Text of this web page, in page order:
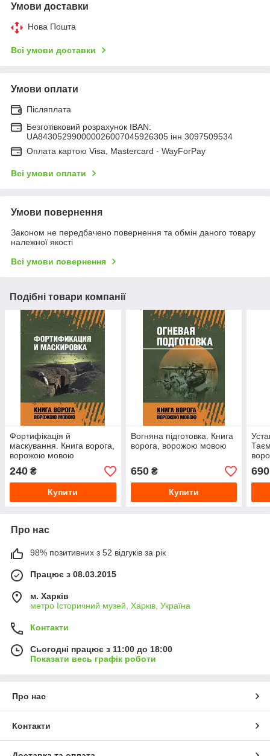
Умови доставки
Нова Пошта
Всі умови доставки
Умови оплати
Післяплата
Безготівковий розрахунок IBAN:
UA843052990000026007045926305 інн 3097509534
Оплата картою Visa, Mastercard - WayForPay
Всі умови оплати
Умови повернення
Законом не передбачено повернення та обмін даного товару
належної якості
Всі умови повернення
Подібні товари компанії
Фортифікація й
маскування. Книга ворога,
ворожою мовою
240 ₴
Купити
Вогняна підготовка. Книга
ворога, ворожою мовою
650₴
Купити
690
Про нас
98% позитивних з 52 відгуків за рік
Працює з 08.03.2015
м. Харків
метро Історичний музей, Харків, Україна
Контакти
Сьогодні працює з 11:00 до 18:00
Показати весь графік роботи
Про нас
Контакти